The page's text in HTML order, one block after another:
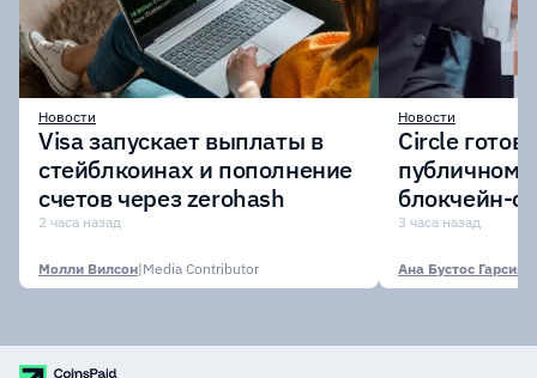
Новости
Visa запускает выплаты в
стейблкоинах и пополнение
счетов через zerohash
2 часа назад
Молли Вилсон|Media Contributor
Новости
Circle
публичному
блокчейн-
участии
3 часа назад
Ана Бустос Гарсия